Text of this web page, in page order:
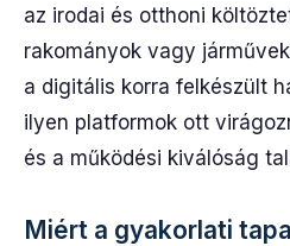
az irodai és otthoni
rakományok vagy
a digitális korra felkészült
ilyen platformok ott
és a működési kiválóság
Miért a gyakorlati